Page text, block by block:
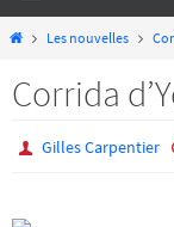
HomeLes nouvelles
Corrida
Gilles Carpentier